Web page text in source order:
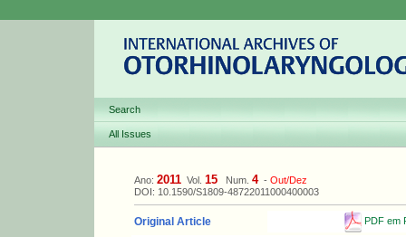
Search
All Issues
Ano:2011 Vol.15 Num.4 -Out/Dez
DOI: 10.1590/S1809-48722011000400003
Original Article PDF em